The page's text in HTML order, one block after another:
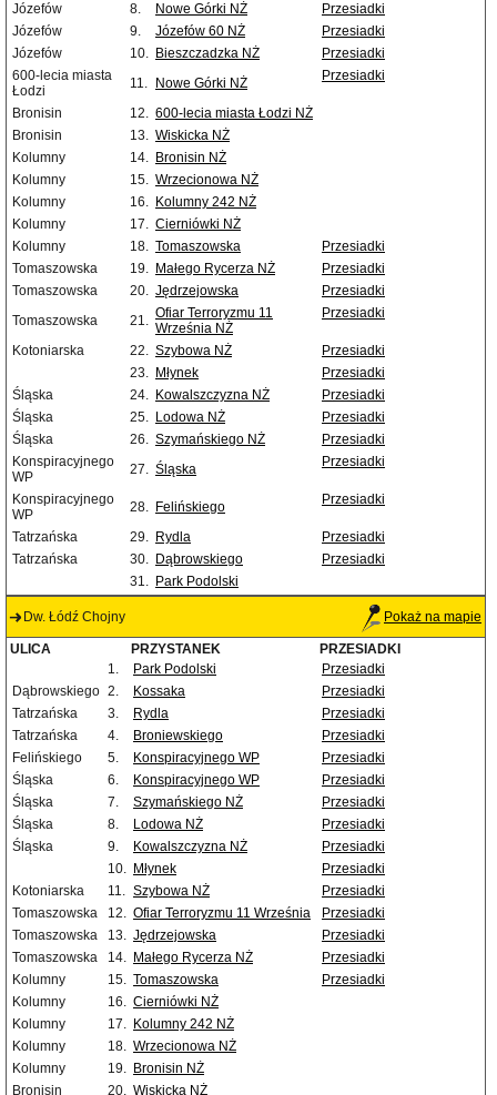
Józefów
8. Nowe Górki NŻ
Przesiadki
Józefów
9. Józefów 60 NŻ
Przesiadki
Józefów
10. Bieszczadzka NŻ
Przesiadki
600-lecia miasta
Łodzi
11. Nowe Górki NŻ Przesiadki
Bronisin 12. 600-lecia miasta Łodzi NŻ
Bronisin
13. Wiskicka NŻ
Kolumny
14. Bronisin NŻ
Kolumny
15. Wrzecionowa NŻ
Kolumny
16. Kolumny 242 NŻ
Kolumny
17. Cierniówki NŻ
Kolumny
18. Tomaszowska
Przesiadki
Tomaszowska
19. Małego Rycerza NŻ
Przesiadki
Tomaszowska
20. Jędrzejowska
Przesiadki
Tomaszowska
21. Ofiar Terroryzmu 11
Września NŻ
Przesiadki
Kotoniarska 22. Szybowa NŻ
Przesiadki
23. Młynek
Przesiadki
Śląska
24. Kowalszczyzna NŻ
Przesiadki
Śląska
25. Lodowa NŻ
Przesiadki
Śląska
26. Szymańskiego NŻ
Przesiadki
Konspiracyjnego
WP
27. Śląska Przesiadki
Konspiracyjnego
WP
28. Felińskiego Przesiadki
Tatrzańska 29. Rydla
Przesiadki
Tatrzańska
30. Dąbrowskiego
Przesiadki
31. Park Podolski
Dw. Łódź Chojny Pokaż na mapie
ULICA PRZYSTANEK
PRZESIADKI
1.
Park Podolski
Przesiadki
Dąbrowskiego 2. Kossaka
Przesiadki
Tatrzańska
3. Rydla
Przesiadki
Tatrzańska
4. Broniewskiego
Przesiadki
Felińskiego
5. Konspiracyjnego WP
Przesiadki
Śląska
6. Konspiracyjnego WP
Przesiadki
Śląska
7. Szymańskiego NŻ
Przesiadki
Śląska
8. Lodowa NŻ
Przesiadki
Śląska
9. Kowalszczyzna NŻ
Przesiadki
10. Młynek
Przesiadki
Kotoniarska
11. Szybowa NŻ
Przesiadki
Tomaszowska
12. Ofiar Terroryzmu 11 Września
Przesiadki
Tomaszowska
13. Jędrzejowska
Przesiadki
Tomaszowska
14. Małego Rycerza NŻ
Przesiadki
Kolumny
15. Tomaszowska
Przesiadki
Kolumny
16. Cierniówki NŻ
Kolumny
17. Kolumny 242 NŻ
Kolumny
18. Wrzecionowa NŻ
Kolumny
19. Bronisin NŻ
Bronisin
20. Wiskicka NŻ